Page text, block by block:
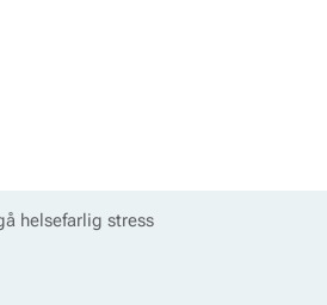
helsefarlig stress